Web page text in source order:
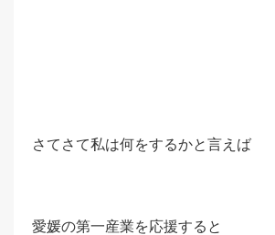
さてさて私は何をするかと言えば
愛媛の第一産業を応援すると